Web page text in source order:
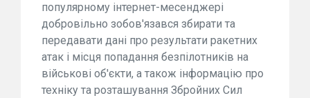
популярному інтернет-месенджері
добровільно зобов'язався збирати та
передавати дані про результати ракетних
атак і місця попадання безпілотників на
військові об'єкти, а також інформацію про
техніку та розташування Збройних Сил